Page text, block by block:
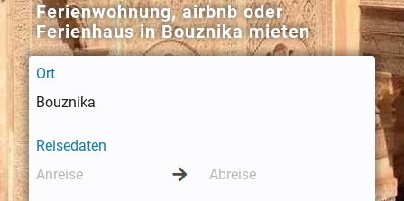
Ferienwohnung, airbnb oder
Ferienhaus in Bouznika mieten
Ort
Reisedaten